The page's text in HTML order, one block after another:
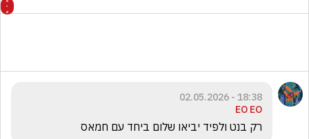
18:38 - 02.05.2026
EO EO
רק בנט ולפיד יביאו שלום ביחד עם חמאס